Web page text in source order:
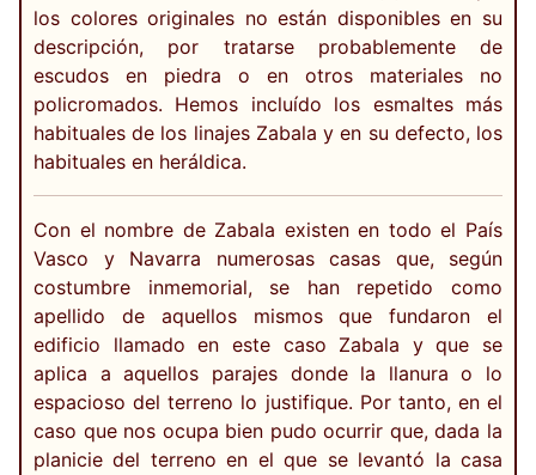
los colores originales no están disponibles en su
descripción, por tratarse probablemente de
escudos en piedra o en otros materiales no
policromados. Hemos incluído los esmaltes más
habituales de los linajes Zabala y en su defecto, los
habituales en heráldica.
Con el nombre de Zabala existen en todo el País
Vasco y Navarra numerosas casas que, según
costumbre inmemorial, se han repetido como
apellido de aquellos mismos que fundaron el
edificio llamado en este caso Zabala y que se
aplica a aquellos parajes donde la llanura o lo
espacioso del terreno lo justifique. Por tanto, en el
caso que nos ocupa bien pudo ocurrir que, dada la
planicie del terreno en el que se levantó la casa